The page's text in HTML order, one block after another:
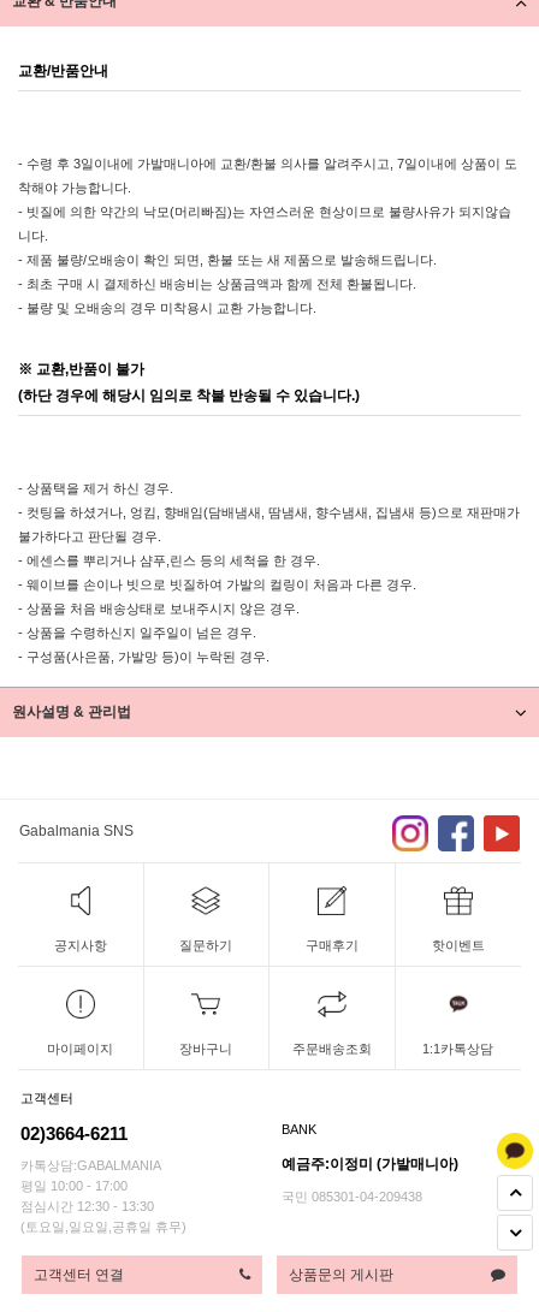
교환/반품안내
- 수령 후 3일이내에 가발매니아에 교환/환불 의사를 알려주시고, 7일이내에 상품이 도
착해야 가능합니다.
- 빗질에 의한 약간의 낙모(머리빠짐)는 자연스러운 현상이므로 불량사유가 되지않습
니다.
- 제품 불량/오배송이 확인 되면, 환불 또는 새 제품으로 발송해드립니다.
- 최초 구매 시 결제하신 배송비는 상품금액과 함께 전체 환불됩니다.
- 불량 및 오배송의 경우 미착용시 교환 가능합니다.
※ 교환,반품이 불가
(하단 경우에 해당시 임의로 착불 반송될 수 있습니다.)
- 상품택을 제거 하신 경우.
- 컷팅을 하셨거나, 엉킴, 향배임(담배냄새, 땀냄새, 향수냄새, 집냄새 등)으로 재판매가
불가하다고 판단될 경우.
- 에센스를 뿌리거나 샴푸,린스 등의 세척을 한 경우.
- 웨이브를 손이나 빗으로 빗질하여 가발의 컬링이 처음과 다른 경우.
- 상품을 처음 배송상태로 보내주시지 않은 경우.
- 상품을 수령하신지 일주일이 넘은 경우.
- 구성품(사은품, 가발망 등)이 누락된 경우.
원사설명 & 관리법
Gabalmania SNS
공지사항 질문하기 구매후기 핫이벤트
마이페이지 장바구니 주문배송조회 1:1카톡상담
고객센터
02)3664-6211
카톡상담:GABALMANIA
평일 10:00 - 17:00
점심시간 12:30 - 13:30
(토요일,일요일,공휴일 휴무)
BANK
예금주:이정미 (가발매니아)
국민 085301-04-209438
고객센터 연결 상품문의 게시판